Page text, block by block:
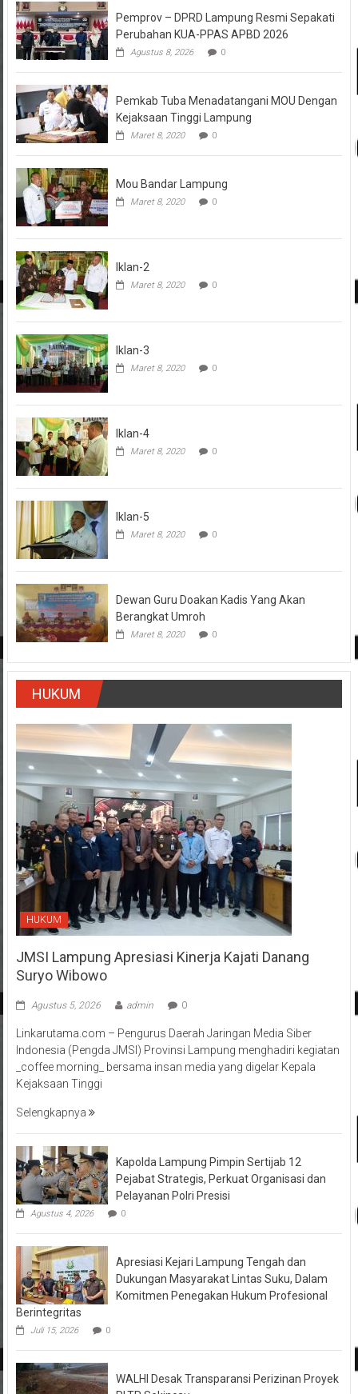
Pemprov – DPRD Lampung Resmi Sepakati
Perubahan KUA-PPAS APBD 2026
Agustus 8, 2026 0
Pemkab Tuba Menadatangani MOU Dengan
Kejaksaan Tinggi Lampung
Maret 8, 2020 0
Mou Bandar Lampung
Maret 8, 2020 0
Iklan-2
Maret 8, 2020 0
Iklan-3
Maret 8, 2020 0
Iklan-4
Maret 8, 2020 0
Iklan-5
Maret 8, 2020 0
Dewan Guru Doakan Kadis Yang Akan
Berangkat Umroh
Maret 8, 2020 0
HUKUM
HUKUM
JMSI Lampung Apresiasi Kinerja Kajati Danang
Suryo Wibowo
Agustus 5, 2026 admin 0
Linkarutama.com – Pengurus Daerah Jaringan Media Siber
Indonesia (Pengda JMSI) Provinsi Lampung menghadiri kegiatan
_coffee morning_ bersama insan media yang digelar Kepala
Kejaksaan Tinggi
Selengkapnya
Kapolda Lampung Pimpin Sertijab 12
Pejabat Strategis, Perkuat Organisasi dan
Pelayanan Polri Presisi
Agustus 4, 2026 0
Apresiasi Kejari Lampung Tengah dan
Dukungan Masyarakat Lintas Suku, Dalam
Komitmen Penegakan Hukum Profesional
Berintegritas
Juli 15, 2026 0
WALHI Desak Transparansi Perizinan Proyek